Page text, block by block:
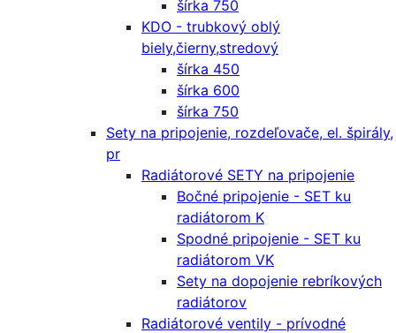
šírka 750
KDO - trubkový oblý
biely,čierny,stredový
šírka 450
šírka 600
šírka 750
Sety na pripojenie, rozdeľovače, el. špirály,
pr
Radiátorové SETY na pripojenie
Bočné pripojenie - SET ku
radiátorom K
Spodné pripojenie - SET ku
radiátorom VK
Sety na dopojenie rebríkových
radiátorov
Radiátorové ventily - prívodné